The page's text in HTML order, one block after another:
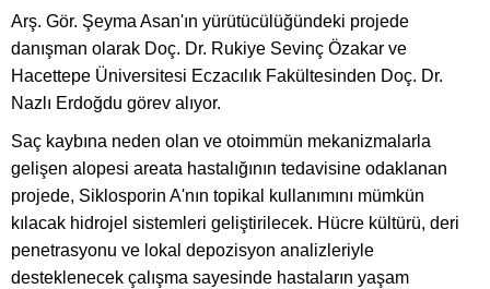
Arş. Gör. Şeyma Asan'ın yürütücülüğündeki projede
danışman olarak Doç. Dr. Rukiye Sevinç Özakar ve
Hacettepe Üniversitesi Eczacılık Fakültesinden Doç. Dr.
Nazlı Erdoğdu görev alıyor.
Saç kaybına neden olan ve otoimmün mekanizmalarla
gelişen alopesi areata hastalığının tedavisine odaklanan
projede, Siklosporin A'nın topikal kullanımını mümkün
kılacak hidrojel sistemleri geliştirilecek. Hücre kültürü, deri
penetrasyonu ve lokal depozisyon analizleriyle
desteklenecek çalışma sayesinde hastaların yaşam